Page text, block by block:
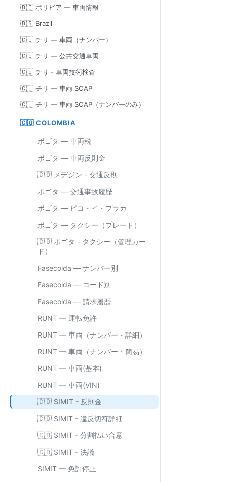
🇧🇴 ボリビア — 車両情報
🇧🇷 Brazil
🇨🇱 チリ — 車両（ナンバー）
🇨🇱 チリ — 公共交通車両
🇨🇱 チリ - 車両技術検査
🇨🇱 チリ — 車両 SOAP
🇨🇱 チリ — 車両 SOAP（ナンバーのみ）
🇨🇴 COLOMBIA
ボゴタ — 車両税
ボゴタ — 車両反則金
🇨🇴 メデジン - 交通反則
ボゴタ — 交通事故履歴
ボゴタ — ピコ・イ・プラカ
ボゴタ — タクシー（プレート）
🇨🇴 ボゴタ - タクシー（管理カー
ド）
Fasecolda — ナンバー別
Fasecolda — コード別
Fasecolda — 請求履歴
RUNT — 運転免許
RUNT — 車両（ナンバー・詳細）
RUNT — 車両（ナンバー・簡易）
RUNT — 車両(基本)
RUNT — 車両(VIN)
🇨🇴 SIMIT - 反則金
🇨🇴 SIMIT - 違反切符詳細
🇨🇴 SIMIT - 分割払い合意
🇨🇴 SIMIT - 決議
SIMIT — 免許停止